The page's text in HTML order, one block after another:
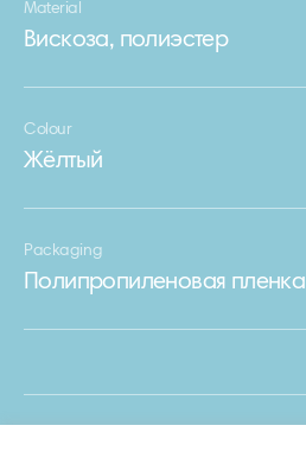
Material
Вискоза, полиэстер
Colour
Жёлтый
Packaging
Полипропиленовая пленка